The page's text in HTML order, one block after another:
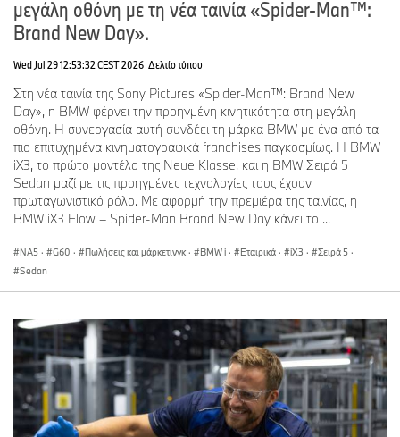
BMW Group Hellas
Κωνσταντίνος Διαμαντής
Διευθυντής Εταιρικής Επικοινωνίας
Τηλέφωνο: +30 210 9118151
e-mail:konstantinos.diamantis@bmw.gr
μεγάλη οθόνη με τη νέα ταινία «Spider-Man™:
Brand New Day».
Wed Jul 29 12:53:32 CEST 2026 Δελτίο τύπου
Στη νέα ταινία της Sony Pictures «Spider-Man™: Brand New
Day», η BMW φέρνει την προηγμένη κινητικότητα στη μεγάλη
οθόνη. Η συνεργασία αυτή συνδέει τη μάρκα BMW με ένα από τα
πιο επιτυχημένα κινηματογραφικά franchises παγκοσμίως. Η BMW
iX3, το πρώτο μοντέλο της Neue Klasse, και η BMW Σειρά 5
Sedan μαζί με τις προηγμένες τεχνολογίες τους έχουν
πρωταγωνιστικό ρόλο. Με αφορμή την πρεμιέρα της ταινίας, η
BMW iX3 Flow – Spider-Man Brand New Day κάνει το ...
NA5 · G60 · Πωλήσεις και μάρκετινγκ · BMW i · Εταιρικά · iX3 · Σειρά 5 ·
Sedan